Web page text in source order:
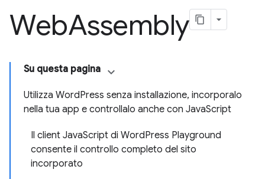
WebAssembly
Su questa pagina
Utilizza WordPress senza installazione, incorporalo
nella tua app e controllalo anche con JavaScript
Il client JavaScript di WordPress Playground
consente il controllo completo del sito
incorporato